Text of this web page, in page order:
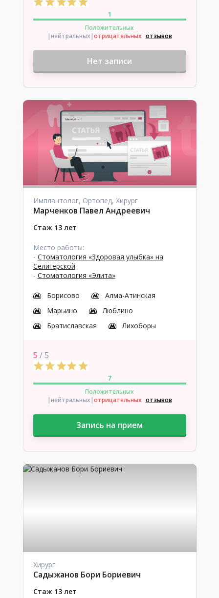
1
Положительных
|нейтральных|отрицательных отзывов
Нет записи
Имплантолог, Ортопед, Хирург
Марченков Павел Андреевич
Стаж 13 лет
Место работы:
- Стоматология «Здоровая улыбка» на
Селигерской
- Стоматология «Элита»
Борисово
Алма-Атинская
Марьино
Люблино
Братиславская
Лихоборы
5 / 5
7
Положительных
|нейтральных|отрицательных отзывов
Запись на прием
Хирург
Садыжанов Бори Бориевич
Стаж 13 лет